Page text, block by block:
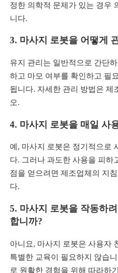
정한 의학적 문제가 있는 경우
니다.
3. 마사지 로봇을 어떻게
유지 관리는 일반적으로 간단
하고 마모 여부를 확인하고 필
됩니다. 자세한 관리 방법은 제
오.
4. 마사지 로봇을 매일 사
예, 마사지 로봇은 정기적으로
다. 그러나 과도한 사용을 피하
점을 얻으려면 제조업체의 지
다.
5. 마사지 로봇을 작동하
합니까?
아니요, 마사지 로봇은 사용자
특별한 교육이 필요하지 않습
로 원활한 경험을 위해 따라하